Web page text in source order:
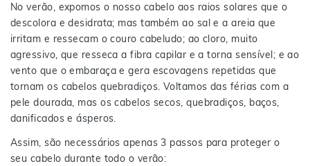
No verão, expomos o nosso cabelo aos raios solares que o
descolora e desidrata; mas também ao sal e a areia que
irritam e ressecam o couro cabeludo; ao cloro, muito
agressivo, que resseca a fibra capilar e a torna sensível; e ao
vento que o embaraça e gera escovagens repetidas que
tornam os cabelos quebradiços. Voltamos das férias com a
pele dourada, mas os cabelos secos, quebradiços, baços,
danificados e ásperos.
Assim, são necessários apenas 3 passos para proteger o
seu cabelo durante todo o verão: